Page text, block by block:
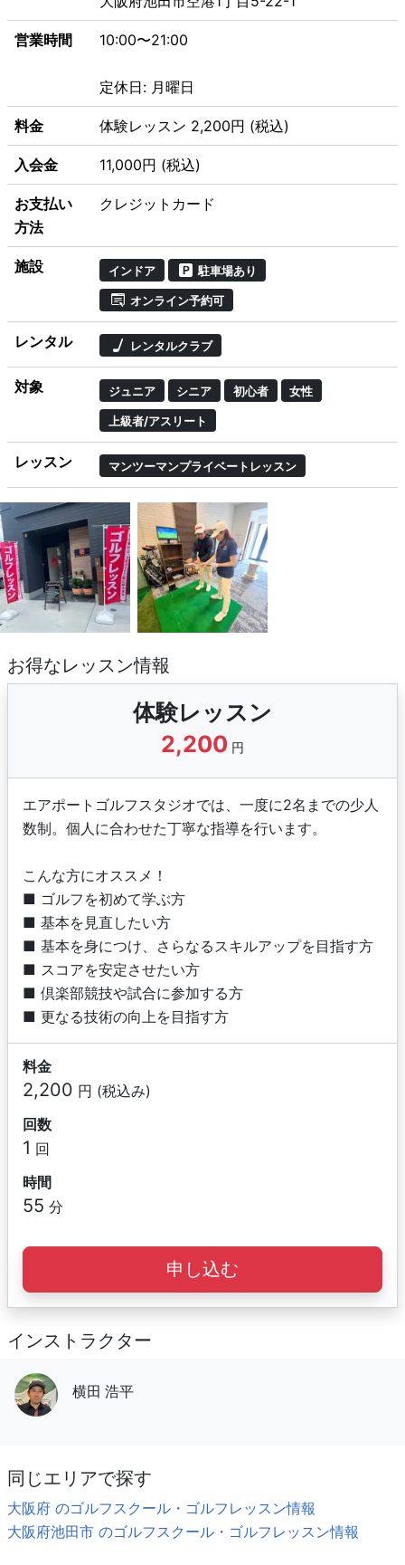
営業時間 10:00〜21:00
定休日: 月曜日
料金 体験レッスン 2,200円 (税込)
入会金 11,000円 (税込)
お支払い
方法
クレジットカード
施設 インドア 駐車場あり
オンライン予約可
レンタル レンタルクラブ
対象 ジュニア シニア 初心者 女性
上級者/アスリート
レッスン マンツーマンプライベートレッスン
お得なレッスン情報
体験レッスン
2,200 円
エアポートゴルフスタジオでは、一度に2名までの少人
数制。個人に合わせた丁寧な指導を行います。
こんな方にオススメ！
■ ゴルフを初めて学ぶ方
■ 基本を見直したい方
■ 基本を身につけ、さらなるスキルアップを目指す方
■ スコアを安定させたい方
■ 倶楽部競技や試合に参加する方
■ 更なる技術の向上を目指す方
料金
2,200 円 (税込み)
回数
1 回
時間
55 分
申し込む
インストラクター
横田 浩平
同じエリアで探す
大阪府 のゴルフスクール・ゴルフレッスン情報
大阪府池田市 のゴルフスクール・ゴルフレッスン情報